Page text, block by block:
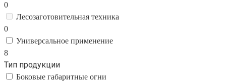
0
Лесозаготовительная техника
0
Универсальное применение
8
Тип продукции
Боковые габаритные огни